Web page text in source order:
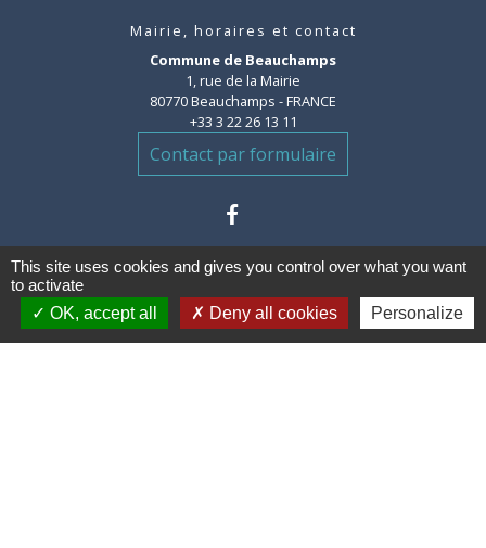
Mairie, horaires et contact
Commune de Beauchamps
1, rue de la Mairie
80770 Beauchamps - FRANCE
+33 3 22 26 13 11
Contact par formulaire
This site uses cookies and gives you control over what you want
to activate
OK, accept all
Deny all cookies Personalize